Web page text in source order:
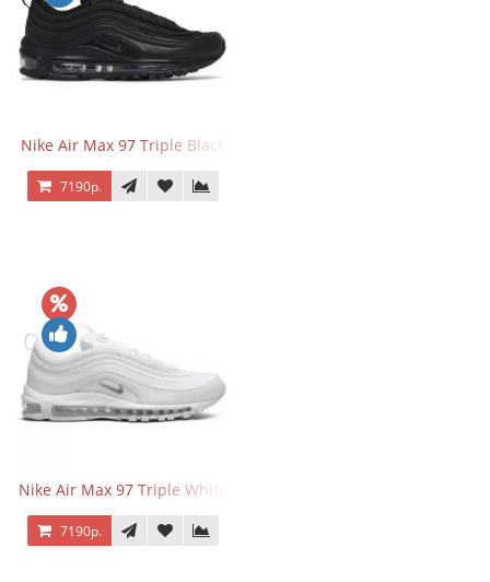
Nike Air Max 97 Triple Black
7190р.
Nike Air Max 97 Triple White
7190р.